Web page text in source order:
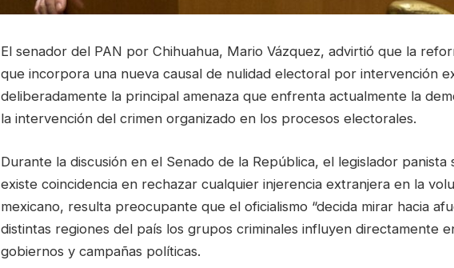
El senador del PAN por Chihuahua, Mario Vázquez, advirtió que la
que incorpora una nueva causal de nulidad electoral por intervención
deliberadamente la principal amenaza que enfrenta actualmente la
la intervención del crimen organizado en los procesos electorales.
Durante la discusión en el Senado de la República, el legislador panista
existe coincidencia en rechazar cualquier injerencia extranjera en la
mexicano, resulta preocupante que el oficialismo “decida mirar hacia
distintas regiones del país los grupos criminales influyen directamente
gobiernos y campañas políticas.